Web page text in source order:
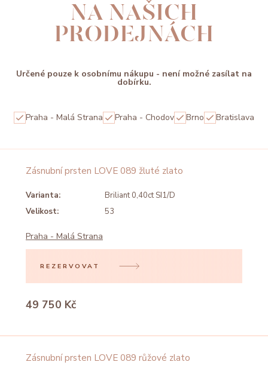
NA NAŠICH
PRODEJNÁCH
Určené pouze k osobnímu nákupu - není možné zasílat na
dobírku.
Praha - Malá Strana Praha - Chodov Brno Bratislava
Zásnubní prsten LOVE 089 žluté zlato
Varianta:
Briliant 0,40ct SI1/D
Velikost:
53
Praha - Malá Strana
REZERVOVAT
49 750 Kč
Zásnubní prsten LOVE 089 růžové zlato